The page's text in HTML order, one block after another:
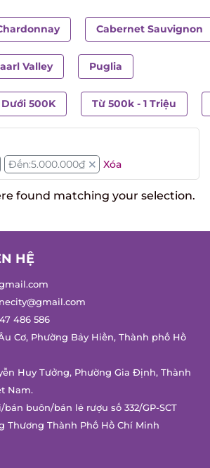
Cabernet Sauvignon
Valley Puglia
Dưới 500K Từ 500k - 1 Triệu
Đến:5.000.000₫ Xóa
found matching your selection.
HỆ
486 586
Cơ, Phường Bảy Hiền, Thành phố Hồ
Huy Tưởng, Phường Gia Định, Thành
Nam.
buôn/bán lẻ rượu số 332/GP-SCT
Thương Thành Phố Hồ Chí Minh